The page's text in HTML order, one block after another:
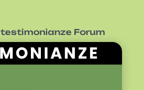
testimonianze Forum